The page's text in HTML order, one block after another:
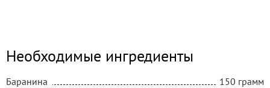
Необходимые ингредиенты
Баранина 150 грамм